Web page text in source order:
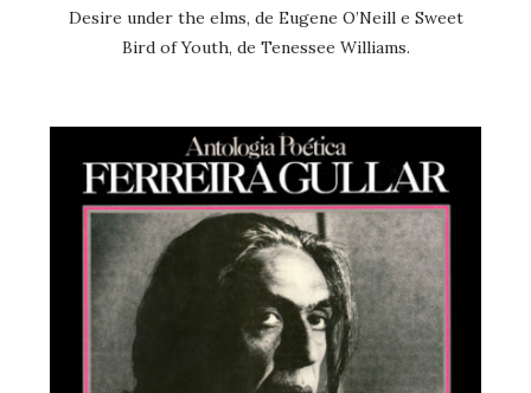
Desire under the elms, de Eugene O’Neill e Sweet
Bird of Youth, de Tenessee Williams.